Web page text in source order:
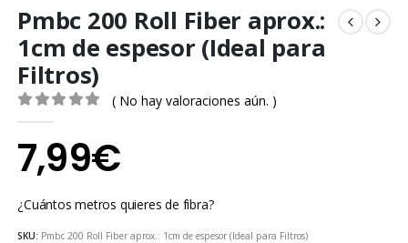
Pmbc 200 Roll Fiber aprox.:
1cm de espesor (Ideal para
Filtros)
0out of 5
( No hay valoraciones aún. )
7,99€
¿Cuántos metros quieres de fibra?
SKU: Pmbc 200 Roll Fiber aprox.: 1cm de espesor (Ideal para Filtros)